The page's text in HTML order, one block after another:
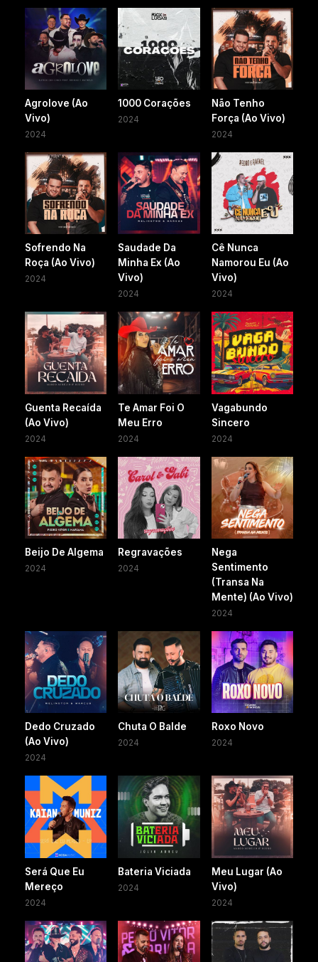
Agrolove (Ao
Vivo)
2024
1000 Corações
2024
Não Tenho
Força (Ao Vivo)
2024
Sofrendo Na
Roça (Ao Vivo)
2024
Saudade Da
Minha Ex (Ao
Vivo)
2024
Cê Nunca
Namorou Eu (Ao
Vivo)
2024
Guenta Recaída
(Ao Vivo)
2024
Te Amar Foi O
Meu Erro
2024
Vagabundo
Sincero
2024
Beijo De Algema
2024
Regravações
2024
Nega
Sentimento
(Transa Na
Mente) (Ao Vivo)
2024
Dedo Cruzado
(Ao Vivo)
2024
Chuta O Balde
2024
Roxo Novo
2024
Será Que Eu
Mereço
2024
Bateria Viciada
2024
Meu Lugar (Ao
Vivo)
2024